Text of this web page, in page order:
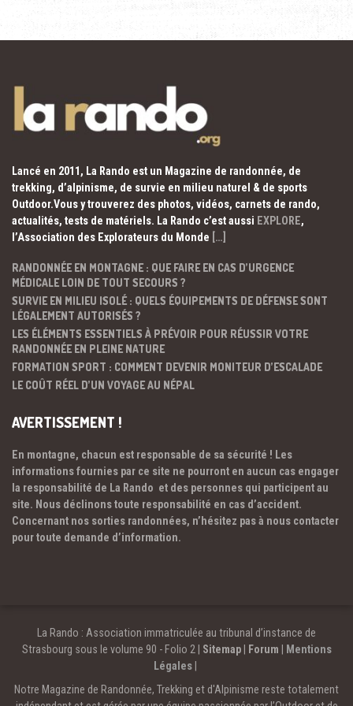
Lancé en 2011, La Rando est un Magazine de randonnée, de
trekking, d’alpinisme, de survie en milieu naturel & de sports
Outdoor.Vous y trouverez des photos, vidéos, carnets de rando,
actualités, tests de matériels. La Rando c’est aussi EXPLORE,
l’Association des Explorateurs du Monde […]
RANDONNÉE EN MONTAGNE : QUE FAIRE EN CAS D’URGENCE
MÉDICALE LOIN DE TOUT SECOURS ?
SURVIE EN MILIEU ISOLÉ : QUELS ÉQUIPEMENTS DE DÉFENSE SONT
LÉGALEMENT AUTORISÉS ?
LES ÉLÉMENTS ESSENTIELS À PRÉVOIR POUR RÉUSSIR VOTRE
RANDONNÉE EN PLEINE NATURE
FORMATION SPORT : COMMENT DEVENIR MONITEUR D’ESCALADE
LE COÛT RÉEL D’UN VOYAGE AU NÉPAL
AVERTISSEMENT !
En montagne, chacun est responsable de sa sécurité ! Les
informations fournies par ce site ne pourront en aucun cas engager
la responsabilité de La Rando et des personnes qui participent au
site. Nous déclinons toute responsabilité en cas d’accident.
Concernant nos sorties randonnées, n’hésitez pas à nous contacter
pour toute demande d’information.
La Rando : Association immatriculée au tribunal d’instance de
Strasbourg sous le volume 90 - Folio 2 | Sitemap| Forum
Mentions
Légales
Notre Magazine de Randonnée, Trekking et d'Alpinisme reste totalement